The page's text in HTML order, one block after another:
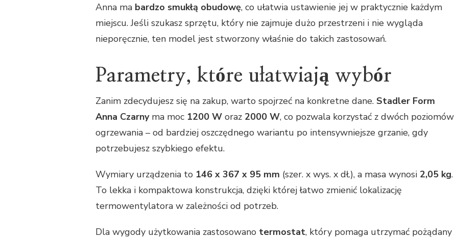
Anna ma bardzo smukłą obudowę, co ułatwia ustawienie jej w praktycznie każdym
miejscu. Jeśli szukasz sprzętu, który nie zajmuje dużo przestrzeni i nie wygląda
nieporęcznie, ten model jest stworzony właśnie do takich zastosowań.
Parametry, które ułatwiają wybór
Zanim zdecydujesz się na zakup, warto spojrzeć na konkretne dane. Stadler Form
Anna Czarnyma moc 1200 W oraz 2000 W, co pozwala korzystać z dwóch poziomów
ogrzewania – od bardziej oszczędnego wariantu po intensywniejsze grzanie, gdy
potrzebujesz szybkiego efektu.
Wymiary urządzenia to 146 x 367 x 95 mm (szer. x wys. x dł.), a masa wynosi 2,05 kg.
To lekka i kompaktowa konstrukcja, dzięki której łatwo zmienić lokalizację
termowentylatora w zależności od potrzeb.
Dla wygody użytkowania zastosowano termostat, który pomaga utrzymać pożądany